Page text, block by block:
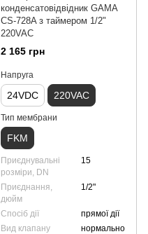
конденсатовідвідник GAMA
CS-728A з таймером 1/2"
220VAC
2 165 грн
Напруга
24VDC 220VAC
Тип мембрани
FKM
Приєднувальні
розміри, DN
15
Приєднання,
дюйм
1/2"
Спосіб дії
прямої дії
Вид клапану
нормально